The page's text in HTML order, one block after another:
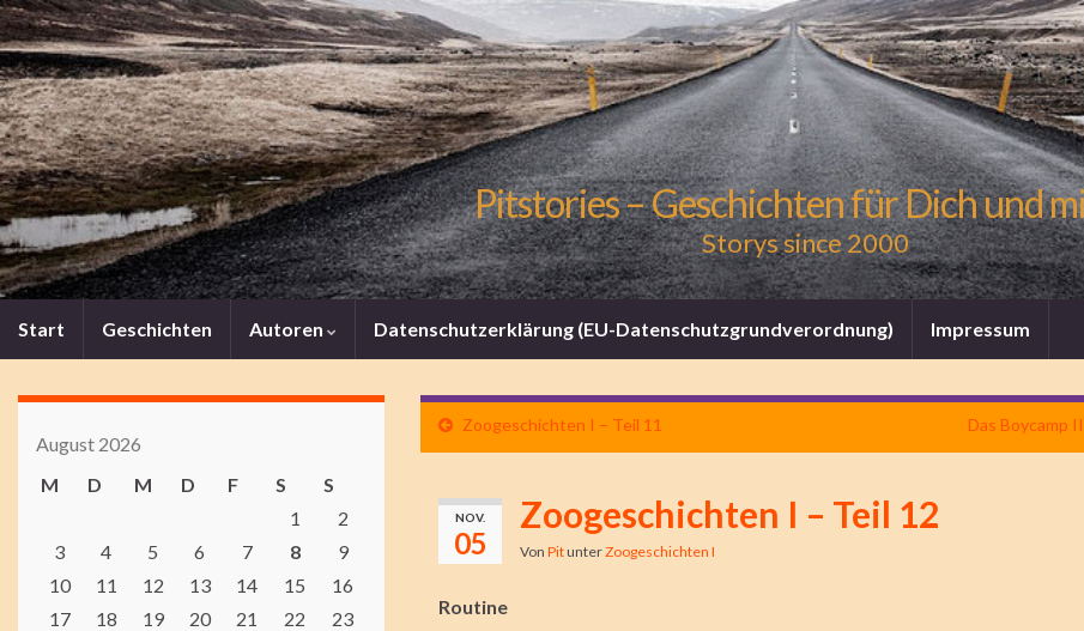
Pitstories – Geschichten für Dich und
Storys since 2000
Start Geschichten Autoren Datenschutzerklärung (EU-Datenschutzgrundverordnung) Impressum
Zoogeschichten I – Teil 11 Das Boycamp
NOV.
05
Zoogeschichten I – Teil 12
Von PitunterZoogeschichten I
Routine
August 2026
M
D M D F S
S
1
2
3
4 5 6 7 8
9
10
11 12 13 14 15
16
17
18 19 20 21 22
23